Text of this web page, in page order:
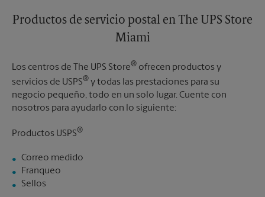
Productos de servicio postal en The UPS Store
Miami
Los centros de The UPS Store® ofrecen productos y
servicios de USPS® y todas las prestaciones para su
negocio pequeño, todo en un solo lugar. Cuente con
nosotros para ayudarlo con lo siguiente:
Productos USPS®
Correo medido
Franqueo
Sellos